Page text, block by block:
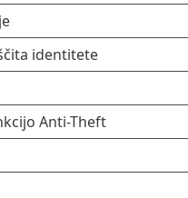
identitete
Anti-Theft